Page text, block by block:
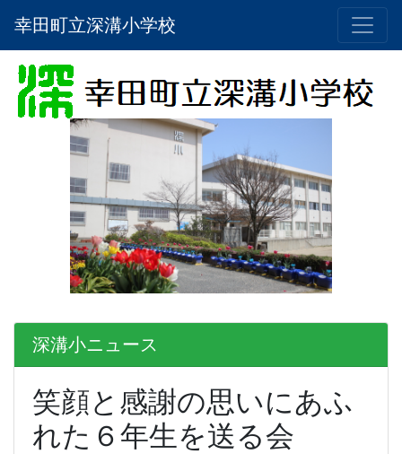
幸田町立深溝小学校
深溝小ニュース
笑顔と感謝の思いにあふ
れた６年生を送る会